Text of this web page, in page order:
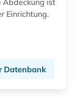
Abdeckung ist
Einrichtung.
Datenbank